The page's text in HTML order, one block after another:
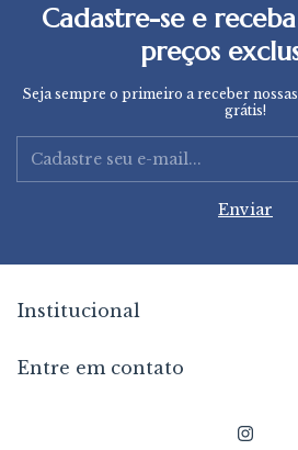
Cadastre-se e
preços
Seja sempre o primeiro a receber
grátis!
Institucional
Entre em contato